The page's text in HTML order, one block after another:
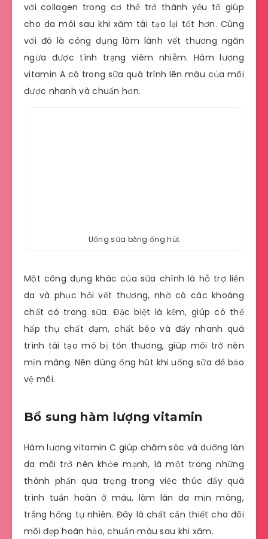
với collagen trong cơ thể trở thành yếu tố giúp
cho da môi sau khi xăm tái tạo lại tốt hơn. Cùng
với đó là công dụng làm lành vết thương ngăn
ngừa được tình trạng viêm nhiễm. Hàm lượng
vitamin A có trong sữa quá trình lên màu của môi
được nhanh và chuẩn hơn.
Uống sữa bằng ống hút
Một công dụng khác của sữa chính là hỗ trợ liền
da và phục hồi vết thương, nhờ có các khoáng
chất có trong sữa. Đặc biệt là kẽm, giúp có thể
hấp thụ chất đạm, chất béo và đẩy nhanh quá
trình tái tạo mô bị tổn thương, giúp môi trở nên
mịn màng. Nên dùng ống hút khi uống sữa để bảo
vệ môi.
Bổ sung hàm lượng vitamin
Hàm lượng vitamin C giúp chăm sóc và dưỡng làn
da môi trở nên khỏe mạnh, là một trong những
thành phần qua trọng trong việc thúc đẩy quá
trình tuần hoàn ở máu, làm làn da mịn màng,
trắng hồng tự nhiên. Đây là chất cần thiết cho đôi
môi đẹp hoàn hảo, chuẩn màu sau khi xăm.